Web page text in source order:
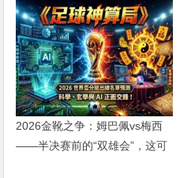
2026金靴之争：姆巴佩vs梅西
——半决赛前的“双雄会”，这可